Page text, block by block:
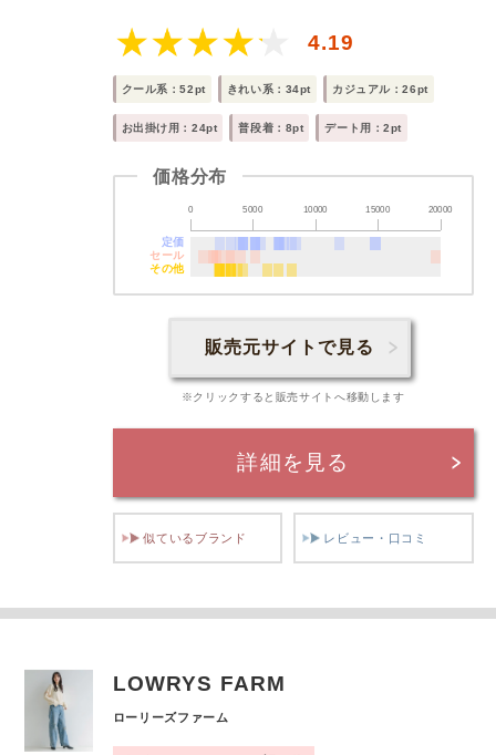
4.19
クール系：52pt きれい系：34pt カジュアル：26pt
お出掛け用：24pt 普段着：8pt デート用：2pt
価格分布
0 5000 10000 15000 20000
定価
セール
その他
販売元サイトで見る
※クリックすると販売サイトへ移動します
詳細を見る
似ているブランド レビュー・口コミ
LOWRYS FARM
ローリーズファーム